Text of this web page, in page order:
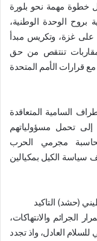
خطوة مهمة نحو بلورة
بروح الوحدة الوطنية،
غزة، وتكريس مبدأ
تنتقص من حق
قرارات الأمم المتحدة
السامية المتعاقدة
تحمل مسؤولياتهم
ومحاسبة مجرمي الحرب
سياسة الكيل بمكيالين
(حشد) التاكيد
الجرائم والانتهاكات،
للسلام العادل، واذ تجدد